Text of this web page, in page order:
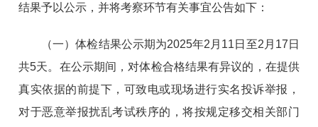
结果予以公示，并将考察环节有关事宜公告如下：
（一）体检结果公示期为2025年2月11日至2月17日
共5天。在公示期间，对体检合格结果有异议的，在提供
真实依据的前提下，可致电或现场进行实名投诉举报，
对于恶意举报扰乱考试秩序的，将按规定移交相关部门